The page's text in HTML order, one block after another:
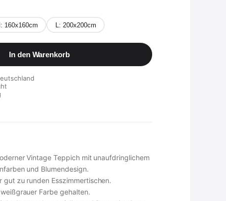
160x160cm L: 200x200cm
In den Warenkorb
Vintage Teppich mit unaufdringlichem
und Blumendesign.
gut zu runden Esszimmertischen.
Farbe gehalten.